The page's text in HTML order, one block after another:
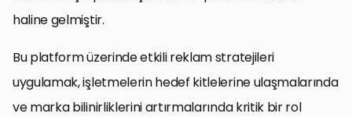
haline gelmiştir.
Bu platform üzerinde etkili reklam stratejileri
uygulamak, işletmelerin hedef kitlelerine ulaşmalarında
ve marka bilinirliklerini artırmalarında kritik bir rol